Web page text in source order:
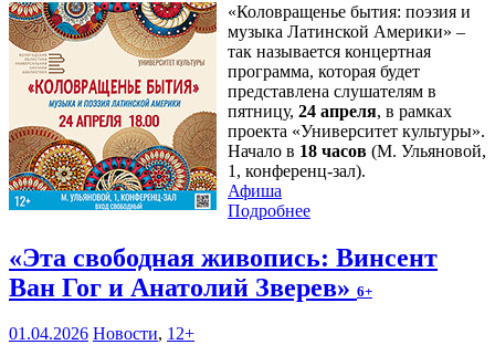
«Коловращенье бытия: поэзия и
музыка Латинской Америки» –
так называется концертная
программа, которая будет
представлена слушателям в
пятницу, 24 апреля, в рамках
проекта «Университет культуры».
Начало в 18 часов (М. Ульяновой,
1, конференц-зал).
Афиша
Подробнее
«Эта свободная живопись: Винсент
Ван Гог и Анатолий Зверев» 6+
01.04.2026 Новости, 12+